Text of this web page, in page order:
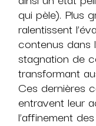
qui pèle). Plus
ralentissent
contenus dans
stagnation de
transformant
Ces dernières
entravent leur
l’affinement